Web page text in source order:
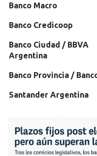
Banco Macro
Banco Credicoop
Banco Ciudad / BBVA
Argentina
Banco Provincia /
Santander Argentina